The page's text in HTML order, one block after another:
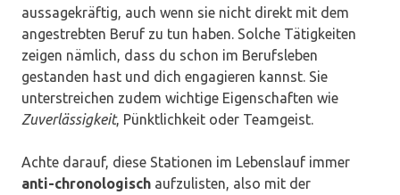
aussagekräftig, auch wenn sie nicht direkt mit dem
angestrebten Beruf zu tun haben. Solche Tätigkeiten
zeigen nämlich, dass du schon im Berufsleben
gestanden hast und dich engagieren kannst. Sie
unterstreichen zudem wichtige Eigenschaften wie
Zuverlässigkeit, Pünktlichkeit oder Teamgeist.
Achte darauf, diese Stationen im Lebenslauf immer
anti-chronologisch aufzulisten, also mit der